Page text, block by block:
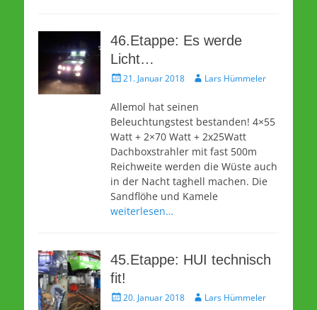
46.Etappe: Es werde
Licht…
Veröffentlicht
21. Januar 2018 AutorLars Hümmeler
Allemol hat seinen
Beleuchtungstest bestanden! 4×55
Watt + 2×70 Watt + 2x25Watt
Dachboxstrahler mit fast 500m
Reichweite werden die Wüste auch
in der Nacht taghell machen. Die
Sandflöhe und Kamele
weiterlesen…
45.Etappe: HUI technisch
fit!
Veröffentlicht
20. Januar 2018 AutorLars Hümmeler